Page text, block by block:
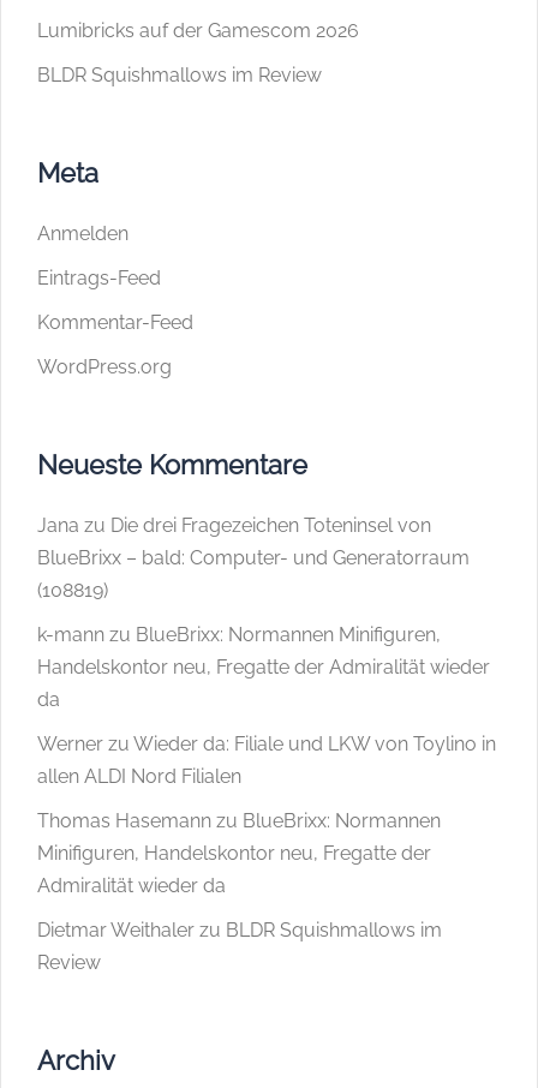
Lumibricks auf der Gamescom 2026
BLDR Squishmallows im Review
Meta
Anmelden
Eintrags-Feed
Kommentar-Feed
WordPress.org
Neueste Kommentare
Jana zu Die drei Fragezeichen Toteninsel von
BlueBrixx – bald: Computer- und Generatorraum
(108819)
k-mann zu BlueBrixx: Normannen Minifiguren,
Handelskontor neu, Fregatte der Admiralität wieder
da
Werner zu Wieder da: Filiale und LKW von Toylino in
allen ALDI Nord Filialen
Thomas Hasemann zu BlueBrixx: Normannen
Minifiguren, Handelskontor neu, Fregatte der
Admiralität wieder da
Dietmar Weithaler zu BLDR Squishmallows im
Review
Archiv